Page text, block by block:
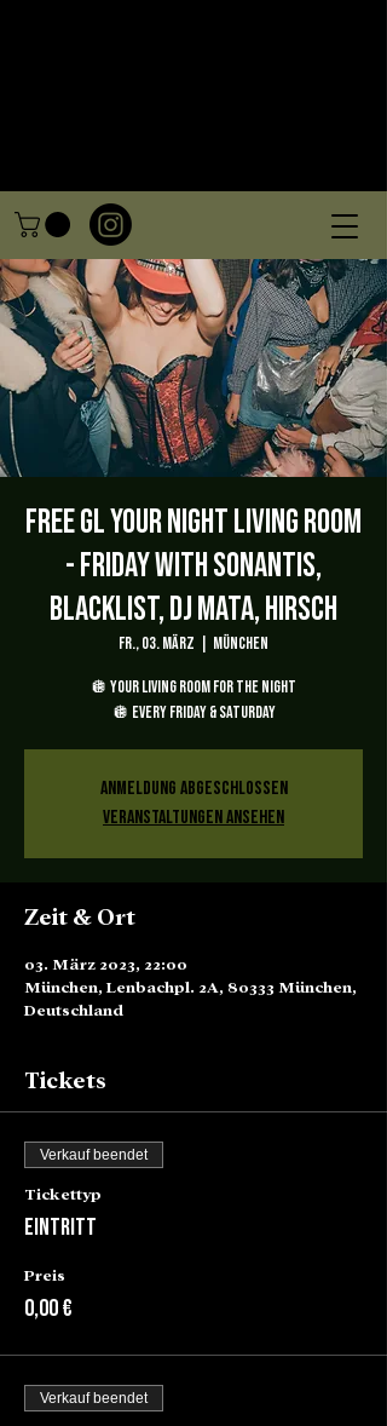
FREE GL Your night Living Room
- Friday with Sonantis,
Blacklist, Dj Mata, Hirsch
Fr., 03. März München
🪩 YOUR LIVING ROOM FOR THE NIGHT
🪩 EVERY FRIDAY & SATURDAY
Anmeldung abgeschlossen
Veranstaltungen ansehen
Zeit & Ort
03. März 2023, 22:00
München, Lenbachpl. 2A, 80333 München,
Deutschland
Tickets
Verkauf beendet
Tickettyp
Eintritt
Preis
0,00 €
Verkauf beendet